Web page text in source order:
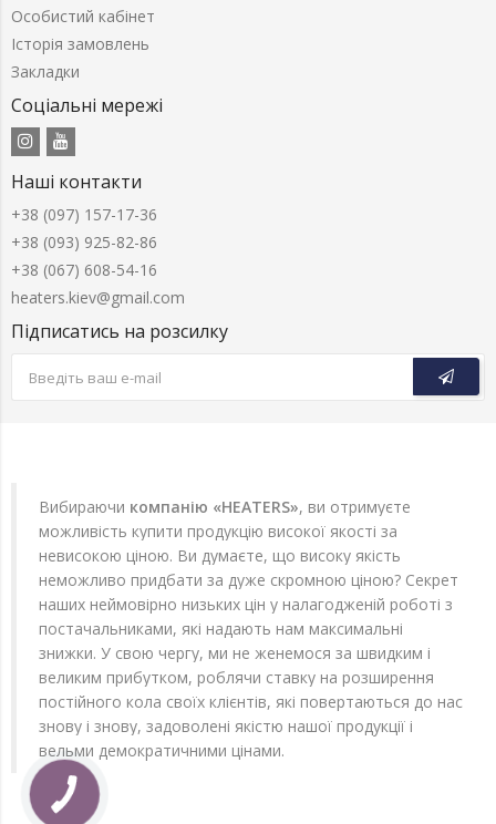
Особистий кабінет
Історія замовлень
Закладки
Соціальні мережі
Наші контакти
+38 (097) 157-17-36
+38 (093) 925-82-86
+38 (067) 608-54-16
heaters.kiev@gmail.com
Підписатись на розсилку
Вибираючи компанію «HEATERS», ви отримуєте
можливість купити продукцію високої якості за
невисокою ціною. Ви думаєте, що високу якість
неможливо придбати за дуже скромною ціною? Секрет
наших неймовірно низьких цін у налагодженій роботі з
постачальниками, які надають нам максимальні
знижки. У свою чергу, ми не женемося за швидким і
великим прибутком, роблячи ставку на розширення
постійного кола своїх клієнтів, які повертаються до нас
знову і знову, задоволені якістю нашої продукції і
вельми демократичними цінами.